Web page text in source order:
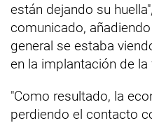
están dejando su
comunicado,
general se estaba
en la implantación de la
"Como resultado, la
perdiendo el contacto